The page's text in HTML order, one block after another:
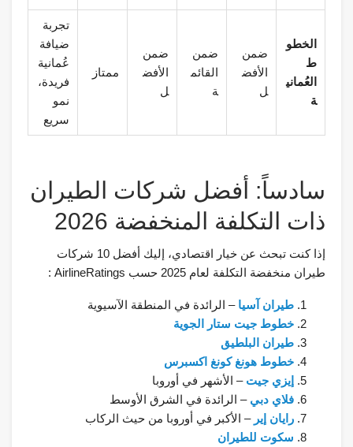
الخطو
ط
العُماني
ة
ضمن
الأفض
ل
ضمن
القائم
ة
ضمن
الأفض
ل
ممتاز
تجربة
ضيافة
عُمانية
فريدة،
نمو
سريع
سادساً: أفضل شركات الطيران
ذات التكلفة المنخفضة 2026
إذا كنت تبحث عن خيار اقتصادي، إليك أفضل 10 شركات
طيران منخفضة التكلفة لعام 2025 حسب AirlineRatings :
طيران آسيا – الرائدة في المنطقة الآسيوية
خطوط جيت ستار الجوية
طيران البلطيق
خطوط هونغ كونغ اكسبرس
إيزي جيت – الأشهر في أوروبا
فلاي دبي – الرائدة في الشرق الأوسط
رايان إير – الأكبر في أوروبا من حيث الركاب
سكوت للطيران